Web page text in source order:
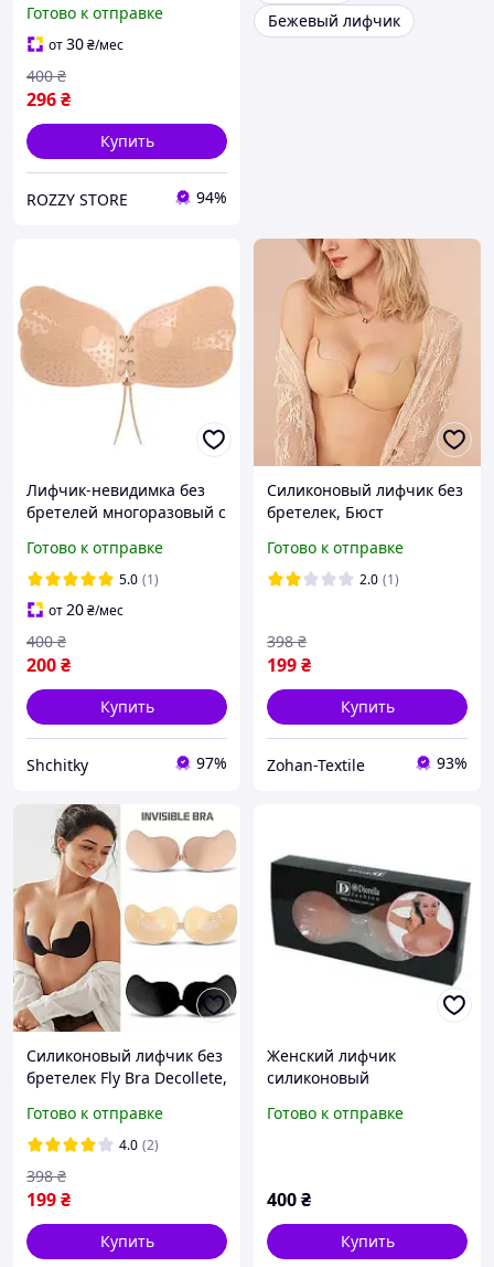
клейкой основе клейкий
невидимый лифчик
бежевый A
Готово к отправке
от30₴/мес
296₴
400 ₴
Купить
ROZZY STORE 94%
Бежевый лифчик
Лифчик-невидимка без
бретелей многоразовый с
Силиконовый невидимый
бюстгальтер бабочка
Готово к отправке
5.0 (1)
от20₴/мес
200₴
400 ₴
Купить
Shchitky 97%
Силиконовый лифчик без
бретелек, Бюст
Decolete,бюстгальтер для
открытого платья
Готово к отправке
2.0 (1)
199₴
398 ₴
Купить
Zohan-Textile 93%
Силиконовый лифчик без
бретелек Fly Bra Decollete,
,бюстгальтер для
открытого платья
Готово к отправке
4.0 (2)
199₴
398 ₴
Купить
Женский лифчик
силиконовый
Готово к отправке
400₴
Купить